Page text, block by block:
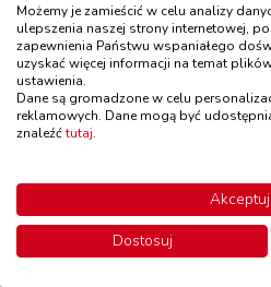
Możemy je zamieścić w celu analizy
ulepszenia naszej strony internetowej,
zapewnienia Państwu wspaniałego
uzyskać więcej informacji na temat
ustawienia.
Dane są gromadzone w celu
reklamowych. Dane mogą być
znaleźćtutaj.
Dostosuj